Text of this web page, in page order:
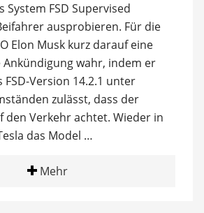
System FSD Supervised
ausprobieren. Für die
Elon Musk kurz darauf eine
wahr, indem er
Version 14.2.1 unter
zulässt, dass der
den Verkehr achtet. Wieder in
das Model …
Mehr